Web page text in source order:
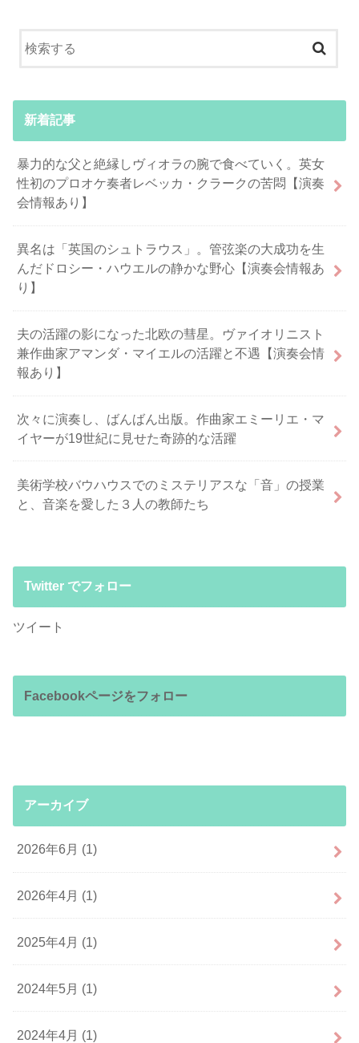
新着記事
暴力的な父と絶縁しヴィオラの腕で食べていく。英女
性初のプロオケ奏者レベッカ・クラークの苦悶【演奏
会情報あり】
異名は「英国のシュトラウス」。管弦楽の大成功を生
んだドロシー・ハウエルの静かな野心【演奏会情報あ
り】
夫の活躍の影になった北欧の彗星。ヴァイオリニスト
兼作曲家アマンダ・マイエルの活躍と不遇【演奏会情
報あり】
次々に演奏し、ばんばん出版。作曲家エミーリエ・マ
イヤーが19世紀に見せた奇跡的な活躍
美術学校バウハウスでのミステリアスな「音」の授業
と、音楽を愛した３人の教師たち
Twitter でフォロー
ツイート
Facebookページをフォロー
アーカイブ
2026年6月 (1)
2026年4月 (1)
2025年4月 (1)
2024年5月 (1)
2024年4月 (1)